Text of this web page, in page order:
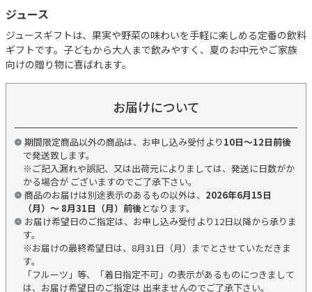
ジュース
ジュースギフトは、果実や野菜の味わいを手軽に楽しめる定番の飲料
ギフトです。子どもから大人まで飲みやすく、夏のお中元やご家族
向けの贈り物に喜ばれます。
お届けについて
期間限定商品以外の商品は、お申し込み受付より 10日～12日前後
で発送致します。
※ご記入漏れや誤記、又は出荷元によりましては、発送に日数がか
かる場合が ございますのでご了承下さい。
商品のお届けは別途表示のあるもの以外は、 2026年6月15日
（月）～ 8月31日（月）前後となります。
お届け希望日のご指定は、お申し込み受付より12日以降から承りま
す。
※お届けの最終希望日は、8月31日（月）までとさせていただきま
す。
「フルーツ」等、「着日指定不可」の表示があるものにつきまして
は、お届け希望日のご指定は 出来ませんのでご了承下さい。